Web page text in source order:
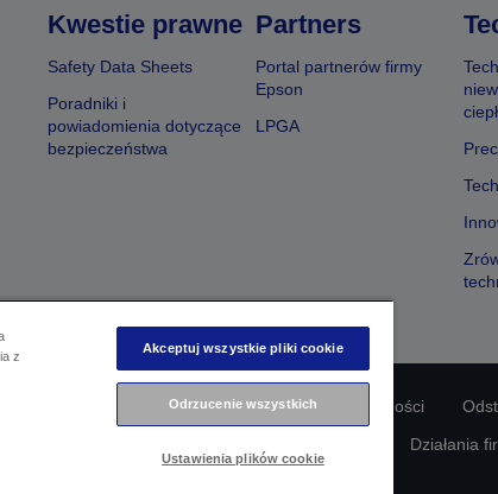
Kwestie prawne
Safety Data Sheets
Poradniki i
powiadomienia dotyczące
bezpieczeństwa
Partners
Portal partnerów firmy
Epson
LPGA
Oświadczenie dotyczące prywatności
Działania
z
Akceptuj wszystkie pliki cookie
Odrzucenie wszystkich
Ustawienia plików cookie